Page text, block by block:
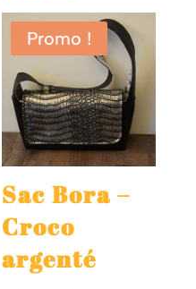
Promo !
Sac Bora –
Croco
argenté